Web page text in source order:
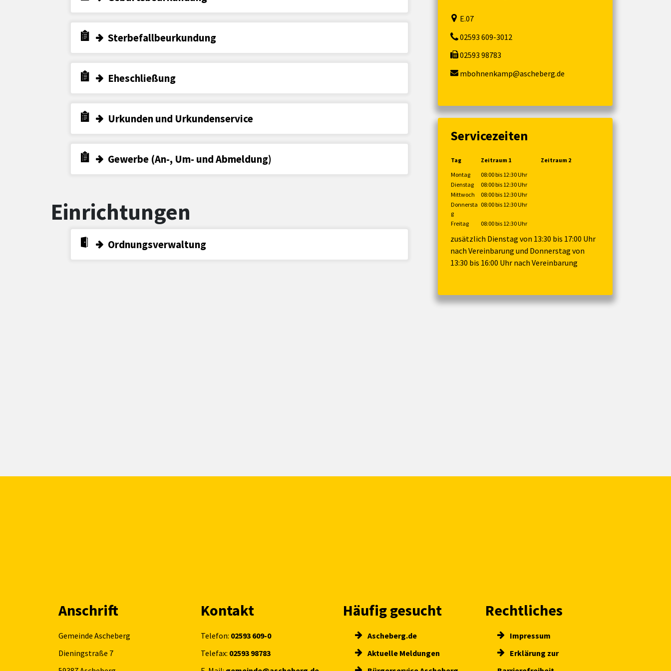
Sterbefallbeurkundung
Eheschließung
Urkunden und Urkundenservice
Gewerbe (An-, Um- und Abmeldung)
Einrichtungen
Ordnungsverwaltung
E.07
02593 609-3012
02593 98783
mbohnenkamp@ascheberg.de
Servicezeiten
Tag Zeitraum 1
Zeitraum 2
Montag
08:00 bis 12:30 Uhr
Dienstag
08:00 bis 12:30 Uhr
Mittwoch
08:00 bis 12:30 Uhr
Donnersta
g
08:00 bis 12:30 Uhr
Freitag 08:00 bis 12:30 Uhr
zusätzlich Dienstag von 13:30 bis 17:00 Uhr
nach Vereinbarung und Donnerstag von
13:30 bis 16:00 Uhr nach Vereinbarung
Anschrift
Gemeinde Ascheberg
Dieningstraße 7
Kontakt
Telefon: 02593 609-0
Telefax: 02593 98783
Häufig gesucht
Ascheberg.de
Aktuelle Meldungen
Rechtliches
Impressum
Erklärung zur